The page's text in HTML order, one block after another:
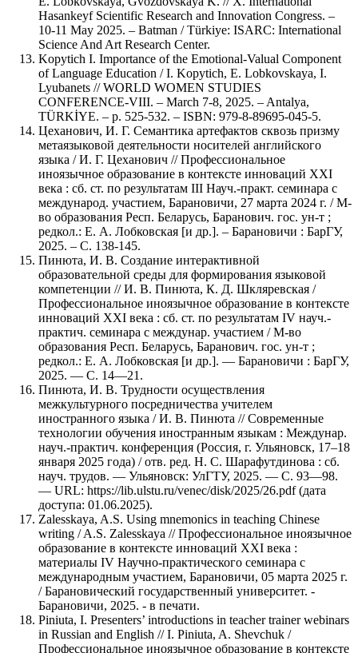
Hasankeyf Scientific Research and Innovation Congress. –
10-11 May 2025. – Batman / Türkiye: ISARC: International
Science And Art Research Center.
Kopytich I. Importance of the Emotional-Valual Component
of Language Education / I. Kopytich, E. Lobkovskaya, I.
Lyubanets // WORLD WOMEN STUDIES
CONFERENCE-VIII. – March 7-8, 2025. – Antalya,
TÜRKİYE. – p. 525-532. – ISBN: 979-8-89695-045-5.
Цеханович, И. Г. Семантика артефактов сквозь призму
метаязыковой деятельности носителей английского
языка / И. Г. Цеханович // Профессиональное
иноязычное образование в контексте инноваций XXI
века : сб. ст. по результатам IIІ Науч.-практ. семинара с
международ. участием, Барановичи, 27 марта 2024 г. / М-
во образования Респ. Беларусь, Баранович. гос. ун-т ;
редкол.: Е. А. Лобковская [и др.]. – Барановичи : БарГУ,
2025. – С. 138-145.
Пинюта, И. В. Создание интерактивной
образовательной среды для формирования языковой
компетенции // И. В. Пинюта, К. Д. Шкляревская /
Профессиональное иноязычное образование в контексте
инноваций XXI века : сб. ст. по результатам IV науч.-
практич. семинара с междунар. участием / М-во
образования Респ. Беларусь, Баранович. гос. ун-т ;
редкол.: Е. А. Лобковская [и др.]. — Барановичи : БарГУ,
2025. — С. 14—21.
Пинюта, И. В. Трудности осуществления
межкультурного посредничества учителем
иностранного языка / И. В. Пинюта // Современные
технологии обучения иностранным языкам : Междунар.
науч.-практич. конференция (Россия, г. Ульяновск, 17–18
января 2025 года) / отв. ред. Н. С. Шарафутдинова : сб.
науч. трудов. — Ульяновск: УлГТУ, 2025. — С. 93—98.
— URL: https://lib.ulstu.ru/venec/disk/2025/26.pdf (дата
доступа: 01.06.2025).
Zalesskaya, A.S. Using mnemonics in teaching Chinese
writing / A.S. Zalesskaya // Профессиональное иноязычное
образование в контексте инноваций XXI века :
материалы IV Научно-практического семинара с
международным участием, Барановичи, 05 марта 2025 г.
/ Барановический государственный университет. -
Барановичи, 2025. - в печати.
Piniuta, I. Presenters’ introductions in teacher trainer webinars
in Russian and English // I. Piniuta, A. Shevchuk /
Профессиональное иноязычное образование в контексте